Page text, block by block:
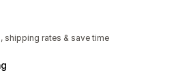
rates & save time